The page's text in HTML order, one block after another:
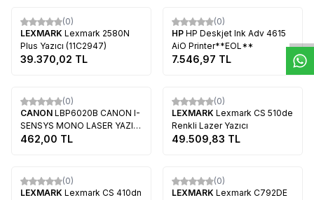
(0)
LEXMARK Lexmark 2580N
Plus Yazıcı (11C2947)
39.370,02 TL
(0)
HP HP Deskjet Ink Adv 4615
AiO Printer**EOL**
7.546,97 TL
(0)
CANON LBP6020B CANON I-
SENSYS MONO LASER YAZICI
A4 SİYAH
462,00 TL
(0)
LEXMARK Lexmark CS 510de
Renkli Lazer Yazıcı
49.509,83 TL
(0)
LEXMARK Lexmark CS 410dn
(0)
LEXMARK Lexmark C792DE